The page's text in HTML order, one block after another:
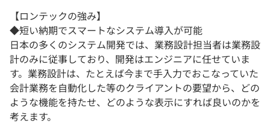
【ロンテックの強み】
◆短い納期でスマートなシステム導入が可能
日本の多くのシステム開発では、業務設計担当者は業務設
計のみに従事しており、開発はエンジニアに任せていま
す。業務設計は、たとえば今まで手入力でおこなっていた
会計業務を自動化した等のクライアントの要望から、どの
ような機能を持たせ、どのような表示にすれば良いのかを
考えます。